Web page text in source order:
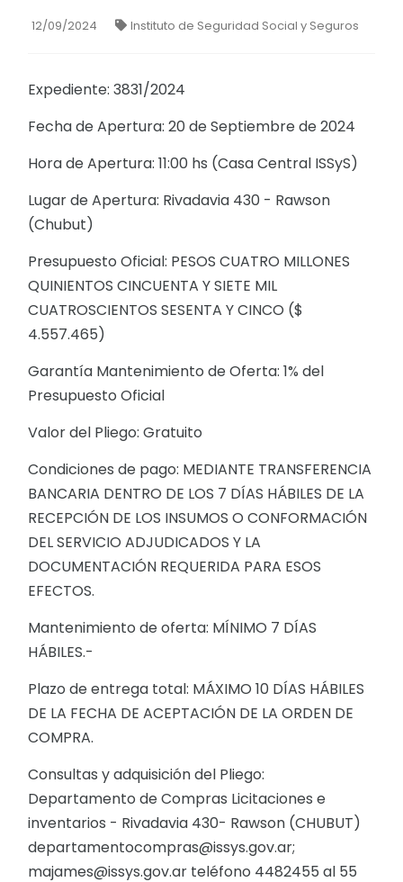
12/09/2024 Instituto de Seguridad Social y Seguros
Expediente: 3831/2024
Fecha de Apertura: 20 de Septiembre de 2024
Hora de Apertura: 11:00 hs (Casa Central ISSyS)
Lugar de Apertura: Rivadavia 430 - Rawson
(Chubut)
Presupuesto Oficial: PESOS CUATRO MILLONES
QUINIENTOS CINCUENTA Y SIETE MIL
CUATROSCIENTOS SESENTA Y CINCO ($
4.557.465)
Garantía Mantenimiento de Oferta: 1% del
Presupuesto Oficial
Valor del Pliego: Gratuito
Condiciones de pago: MEDIANTE TRANSFERENCIA
BANCARIA DENTRO DE LOS 7 DÍAS HÁBILES DE LA
RECEPCIÓN DE LOS INSUMOS O CONFORMACIÓN
DEL SERVICIO ADJUDICADOS Y LA
DOCUMENTACIÓN REQUERIDA PARA ESOS
EFECTOS.
Mantenimiento de oferta: MÍNIMO 7 DÍAS
HÁBILES.-
Plazo de entrega total: MÁXIMO 10 DÍAS HÁBILES
DE LA FECHA DE ACEPTACIÓN DE LA ORDEN DE
COMPRA.
Consultas y adquisición del Pliego:
Departamento de Compras Licitaciones e
inventarios - Rivadavia 430- Rawson (CHUBUT)
departamentocompras@issys.gov.ar;
majames@issys.gov.ar teléfono 4482455 al 55